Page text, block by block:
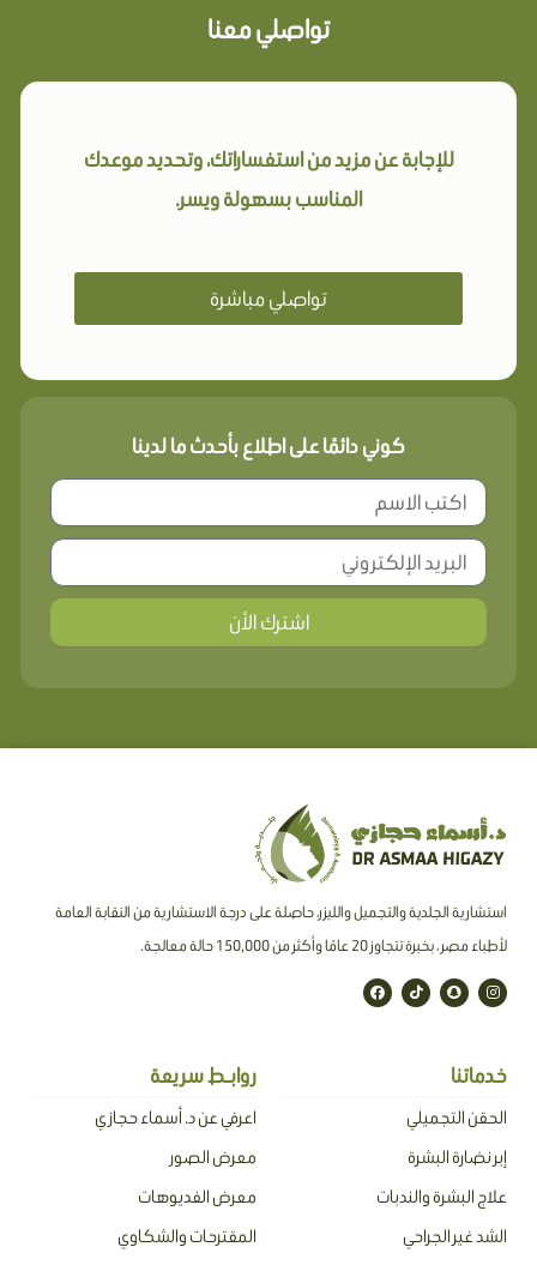
تواصلي معنا
للإجابة عن مزيد من استفساراتك، وتحديد موعدك
المناسب بسهولة ويسر.
تواصلي مباشرة
كوني دائمًا على اطلاع بأحدث ما لدينا
اشترك الأن
استشارية الجلدية والتجميل والليزر، حاصلة على درجة الاستشارية من النقابة العامة
لأطباء مصر ، بخبرة تتجاوز 20 عامًا وأكثر من 150,000 حالة معالجة.
I
n
s
a
S
n
a
a
t
T
i
k
F
a
c
خدماتنا
الحقن التجميلي
إبر نضارة البشرة
علاج البشرة والندبات
الشد غير الجراحي
روابـط سريعة
اعرفي عن د. أسماء حجازي
معرض الصور
معرض الفديوهات
المقترحات والشكاوي